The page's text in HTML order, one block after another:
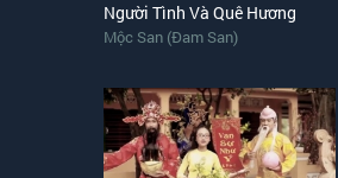
Người Tình Và Quê Hương
Mộc San (Đam San)